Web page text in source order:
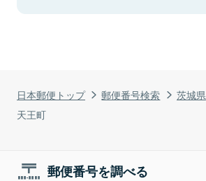
日本郵便トップ 郵便番号検索 茨城県
天王町
郵便番号を調べる